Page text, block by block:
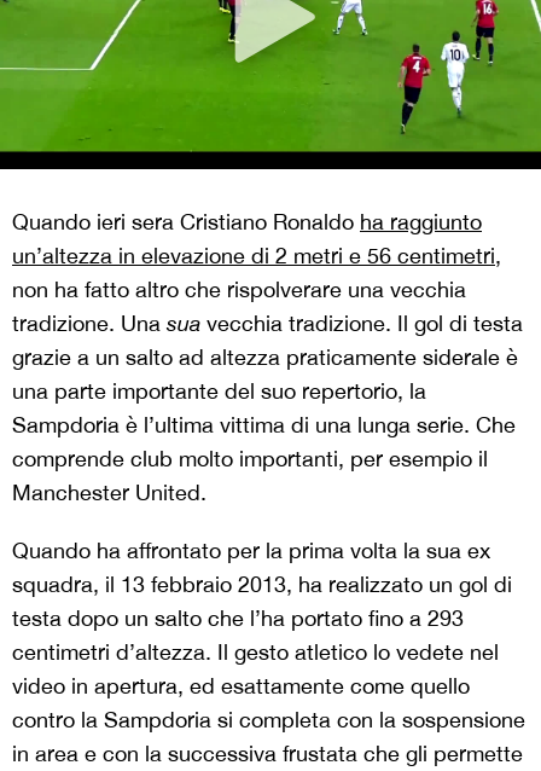
Quando ieri sera Cristiano Ronaldo ha raggiunto
un’altezza in elevazione di 2 metri e 56 centimetri,
non ha fatto altro che rispolverare una vecchia
tradizione. Una sua vecchia tradizione. Il gol di testa
grazie a un salto ad altezza praticamente siderale è
una parte importante del suo repertorio, la
Sampdoria è l’ultima vittima di una lunga serie. Che
comprende club molto importanti, per esempio il
Manchester United.
Quando ha affrontato per la prima volta la sua ex
squadra, il 13 febbraio 2013, ha realizzato un gol di
testa dopo un salto che l’ha portato fino a 293
centimetri d’altezza. Il gesto atletico lo vedete nel
video in apertura, ed esattamente come quello
contro la Sampdoria si completa con la sospensione
in area e con la successiva frustata che gli permette